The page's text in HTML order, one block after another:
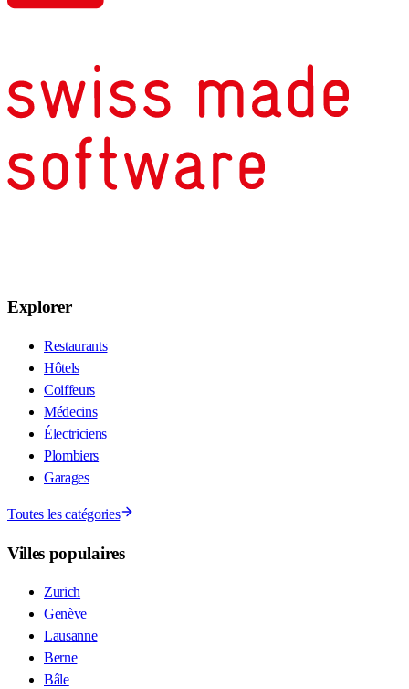
Explorer
Restaurants
Hôtels
Coiffeurs
Médecins
Électriciens
Plombiers
Garages
Toutes les catégories
Villes populaires
Zurich
Genève
Lausanne
Berne
Bâle